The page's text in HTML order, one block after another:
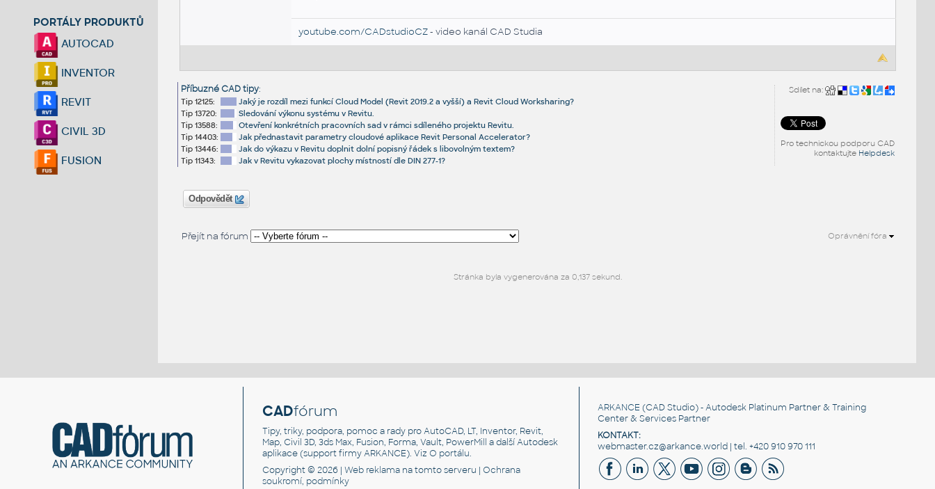
PORTÁLY PRODUKTŮ
AUTOCAD
INVENTOR
REVIT
CIVIL 3D
FUSION
youtube.com/CADstudioCZ- video kanál CAD Studia
Sdílet na:
Pro technickou podporu CAD
kontaktujte Helpdesk
Příbuzné CAD tipy:
Tip 12125:
Jaký je rozdíl mezi funkcí Cloud Model (Revit 2019.2 a vyšší) a Revit Cloud Worksharing?
Tip 13720:
Sledování výkonu systému v Revitu.
Tip 13588:
Otevření konkrétních pracovních sad v rámci sdíleného projektu Revitu.
Tip 14403:
Jak přednastavit parametry cloudové aplikace Revit Personal Accelerator?
Tip 13446:
Jak do výkazu v Revitu doplnit dolní popisný řádek s libovolným textem?
Tip 11343:
Jak v Revitu vykazovat plochy místností dle DIN 277-1?
Odpovědět
Přejít na fórum Oprávnění fóra
Stránka byla vygenerována za 0,137 sekund.
CADfórum
Tipy, triky, podpora, pomoc a rady pro AutoCAD, LT, Inventor, Revit,
Map, Civil 3D, 3ds Max, Fusion, Forma, Vault, PowerMill a další Autodesk
aplikace (support firmy ARKANCE). VizO portálu.
Copyright © 2026 |Web reklama na tomto serveru |Ochrana
soukromí, podmínky
ARKANCE (CAD Studio) - Autodesk Platinum Partner & Training
Center & Services Partner
KONTAKT:
webmaster.cz@arkance.world | tel. +420 910 970 111